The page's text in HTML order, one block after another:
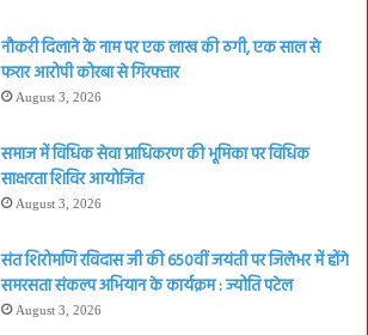
नौकरी दिलाने के नाम पर एक लाख की ठगी, एक साल से
फरार आरोपी कोरबा से गिरफ्तार
August 3, 2026
समाज में विधिक सेवा प्राधिकरण की भूमिका पर विधिक
साक्षरता शिविर आयोजित
August 3, 2026
संत शिरोमणि रविदास जी की 650वीं जयंती पर जिलेभर में होंगे
समरसता संकल्प अभियान के कार्यक्रम : ज्योति पटेल
August 3, 2026